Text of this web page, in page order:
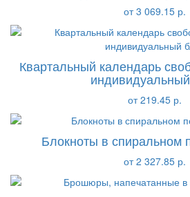
от 3 069.15 р.
Квартальный календарь
от 219.45 р.
Блокноты в спиральном
от 2 327.85 р.